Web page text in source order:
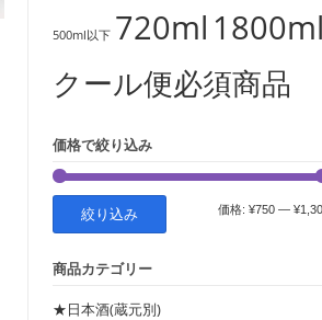
500ml以下 720ml 1800ml
クール便必須商品
価格で絞り込み
絞り込み 価格: ¥750 —
商品カテゴリー
★日本酒(蔵元別)